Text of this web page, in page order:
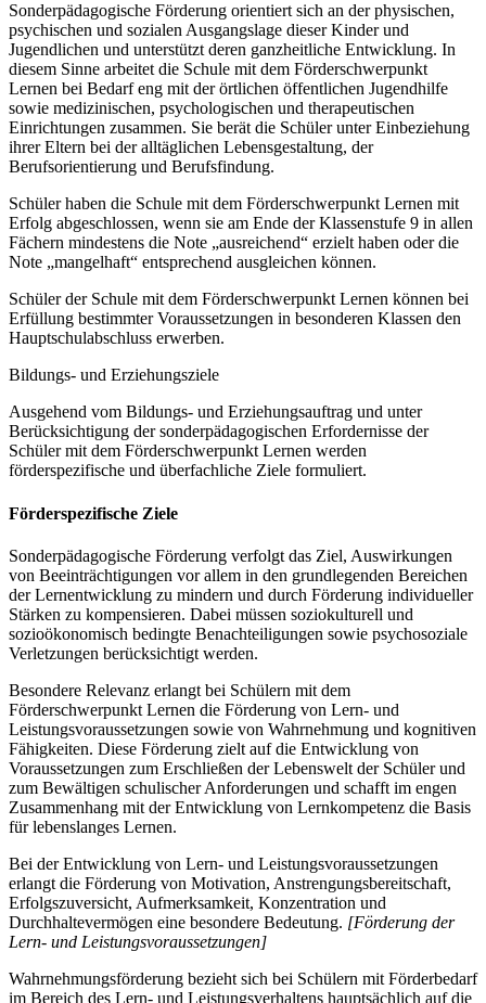
Sonderpädagogische Förderung orientiert sich an der physischen,
psychischen und sozialen Ausgangslage dieser Kinder und
Jugendlichen und unterstützt deren ganzheitliche Entwicklung. In
diesem Sinne arbeitet die Schule mit dem Förderschwerpunkt
Lernen bei Bedarf eng mit der örtlichen öffentlichen Jugendhilfe
sowie medizinischen, psychologischen und therapeutischen
Einrichtungen zusammen. Sie berät die Schüler unter Einbeziehung
ihrer Eltern bei der alltäglichen Lebensgestaltung, der
Berufsorientierung und Berufsfindung.
Schüler haben die Schule mit dem Förderschwerpunkt Lernen mit
Erfolg abgeschlossen, wenn sie am Ende der Klassenstufe 9 in allen
Fächern mindestens die Note „ausreichend“ erzielt haben oder die
Note „mangelhaft“ entsprechend ausgleichen können.
Schüler der Schule mit dem Förderschwerpunkt Lernen können bei
Erfüllung bestimmter Voraussetzungen in besonderen Klassen den
Hauptschulabschluss erwerben.
Bildungs- und Erziehungsziele
Ausgehend vom Bildungs- und Erziehungsauftrag und unter
Berücksichtigung der sonderpädagogischen Erfordernisse der
Schüler mit dem Förderschwerpunkt Lernen werden
förderspezifische und überfachliche Ziele formuliert.
Förderspezifische Ziele
Sonderpädagogische Förderung verfolgt das Ziel, Auswirkungen
von Beeinträchtigungen vor allem in den grundlegenden Bereichen
der Lernentwicklung zu mindern und durch Förderung individueller
Stärken zu kompensieren. Dabei müssen soziokulturell und
sozioökonomisch bedingte Benachteiligungen sowie psychosoziale
Verletzungen berücksichtigt werden.
Besondere Relevanz erlangt bei Schülern mit dem
Förderschwerpunkt Lernen die Förderung von Lern- und
Leistungsvoraussetzungen sowie von Wahrnehmung und kognitiven
Fähigkeiten. Diese Förderung zielt auf die Entwicklung von
Voraussetzungen zum Erschließen der Lebenswelt der Schüler und
zum Bewältigen schulischer Anforderungen und schafft im engen
Zusammenhang mit der Entwicklung von Lernkompetenz die Basis
für lebenslanges Lernen.
Bei der Entwicklung von Lern- und Leistungsvoraussetzungen
erlangt die Förderung von Motivation, Anstrengungsbereitschaft,
Erfolgszuversicht, Aufmerksamkeit, Konzentration und
Durchhaltevermögen eine besondere Bedeutung. [Förderung der
Lern- und Leistungsvoraussetzungen]
Wahrnehmungsförderung bezieht sich bei Schülern mit Förderbedarf
im Bereich des Lern- und Leistungsverhaltens hauptsächlich auf die